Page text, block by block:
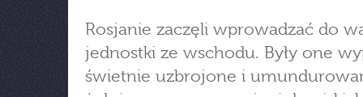
Rosjanie zaczęli wprowadzać do
jednostki ze wschodu. Były one
świetnie uzbrojone i